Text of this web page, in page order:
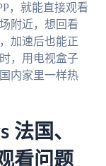
，就能直接观看
附近，想回看
加速后也能正
，用电视盒子
内家里一样热
法国、
看问题